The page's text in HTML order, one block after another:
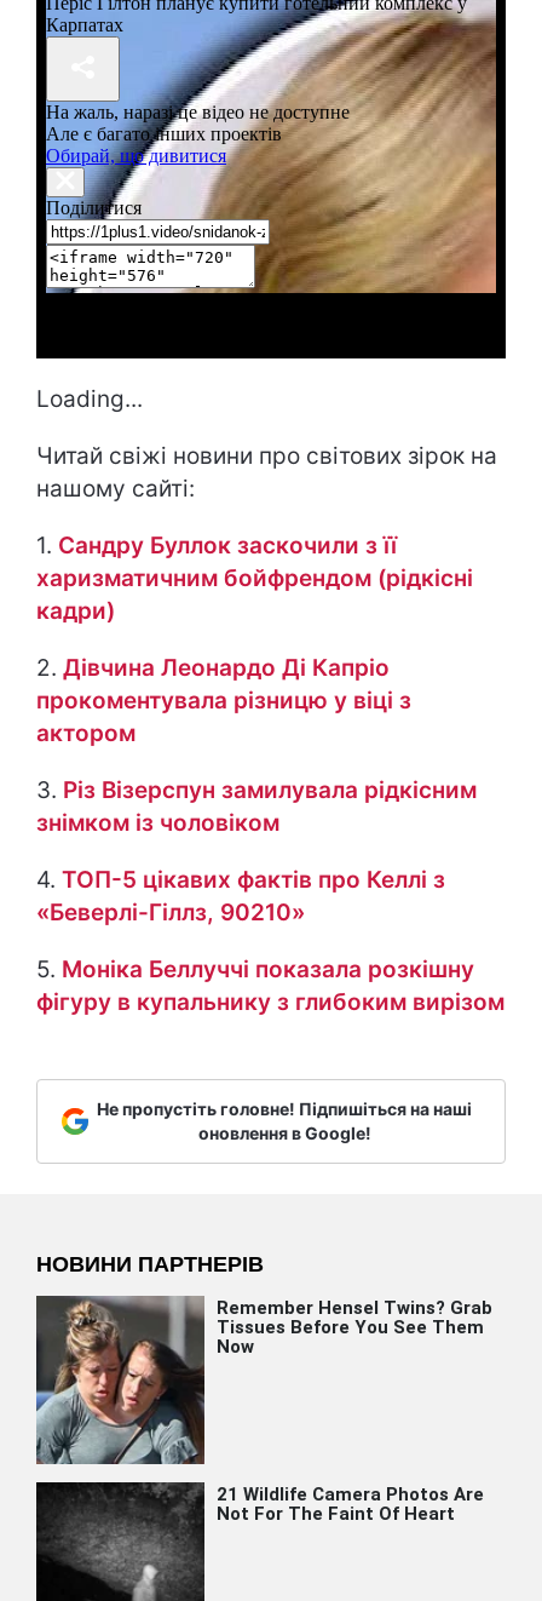
Loading...
Читай свіжі новини про світових зірок на
нашому сайті:
1. Сандру Буллок заскочили з її
харизматичним бойфрендом (рідкісні
кадри)
2. Дівчина Леонардо Ді Капріо
прокоментувала різницю у віці з
актором
3. Різ Візерспун замилувала рідкісним
знімком із чоловіком
4. ТОП-5 цікавих фактів про Келлі з
«Беверлі-Гіллз, 90210»
5. Моніка Беллуччі показала розкішну
фігуру в купальнику з глибоким вирізом
Не пропустіть головне! Підпишіться на наші
оновлення в Google!